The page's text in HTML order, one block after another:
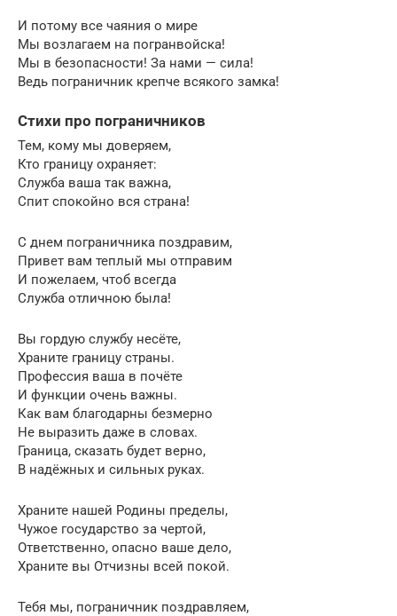
И потому все чаяния о мире
Мы возлагаем на погранвойска!
Мы в безопасности! За нами — сила!
Ведь пограничник крепче всякого замка!
Стихи про пограничников
Тем, кому мы доверяем,
Кто границу охраняет:
Служба ваша так важна,
Спит спокойно вся страна!
С днем пограничника поздравим,
Привет вам теплый мы отправим
И пожелаем, чтоб всегда
Служба отличною была!
Вы гордую службу несёте,
Храните границу страны.
Профессия ваша в почёте
И функции очень важны.
Как вам благодарны безмерно
Не выразить даже в словах.
Граница, сказать будет верно,
В надёжных и сильных руках.
Храните нашей Родины пределы,
Чужое государство за чертой,
Ответственно, опасно ваше дело,
Храните вы Отчизны всей покой.
Тебя мы, пограничник поздравляем,